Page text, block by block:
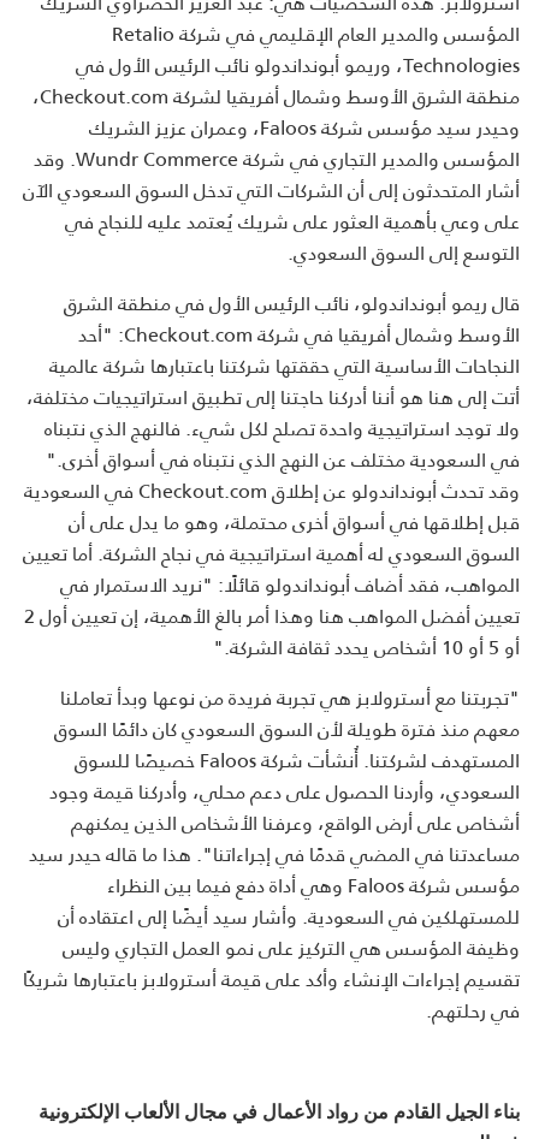
المؤسس والمدير العام الإقليمي في شركةRetalio
Technologies، وريمو أبونداندولو نائب الرئيس الأول في
منطقة الشرق الأوسط وشمال أفريقيا لشركةCheckout.com،
وحيدر سيد مؤسس شركةFaloos، وعمران عزيز الشريك
المؤسس والمدير التجاري في شركةWundr Commerce. وقد
أشار المتحدثون إلى أن الشركات التي تدخل السوق السعودي الآن
على وعي بأهمية العثور على شريك يُعتمد عليه للنجاح في
التوسع إلى السوق السعودي.
قال ريمو أبونداندولو، نائب الرئيس الأول في منطقة الشرق
الأوسط وشمال أفريقيا في شركةCheckout.com: "أحد
النجاحات الأساسية التي حققتها شركتنا باعتبارها شركة عالمية
أتت إلى هنا هو أننا أدركنا حاجتنا إلى تطبيق استراتيجيات مختلفة،
ولا توجد استراتيجية واحدة تصلح لكل شيء. فالنهج الذي نتبناه
في السعودية مختلف عن النهج الذي نتبناه في أسواق أخرى."
وقد تحدث أبونداندولو عن إطلاقCheckout.comفي السعودية
قبل إطلاقها في أسواق أخرى محتملة، وهو ما يدل على أن
السوق السعودي له أهمية استراتيجية في نجاح الشركة. أما تعيين
المواهب، فقد أضاف أبونداندولو قائلًا: "نريد الاستمرار في
تعيين أفضل المواهب هنا وهذا أمر بالغ الأهمية، إن تعيين أول 2
أو 5 أو 10 أشخاص يحدد ثقافة الشركة."
"تجربتنا مع أسترولابز هي تجربة فريدة من نوعها وبدأ تعاملنا
معهم منذ فترة طويلة لأن السوق السعودي كان دائمًا السوق
المستهدف لشركتنا. أُنشأت شركةFaloosخصيصًا للسوق
السعودي، وأردنا الحصول على دعم محلي، وأدركنا قيمة وجود
أشخاص على أرض الواقع، وعرفنا الأشخاص الذين يمكنهم
مساعدتنا في المضي قدمًا في إجراءاتنا". هذا ما قاله حيدر سيد
مؤسس شركةFaloosوهي أداة دفع فيما بين النظراء
للمستهلكين في السعودية. وأشار سيد أيضًا إلى اعتقاده أن
وظيفة المؤسس هي التركيز على نمو العمل التجاري وليس
تقسيم إجراءات الإنشاء وأكد على قيمة أسترولابز باعتبارها شريكًا
في رحلتهم.
بناء الجيل القادم من رواد الأعمال في مجال الألعاب الإلكترونية